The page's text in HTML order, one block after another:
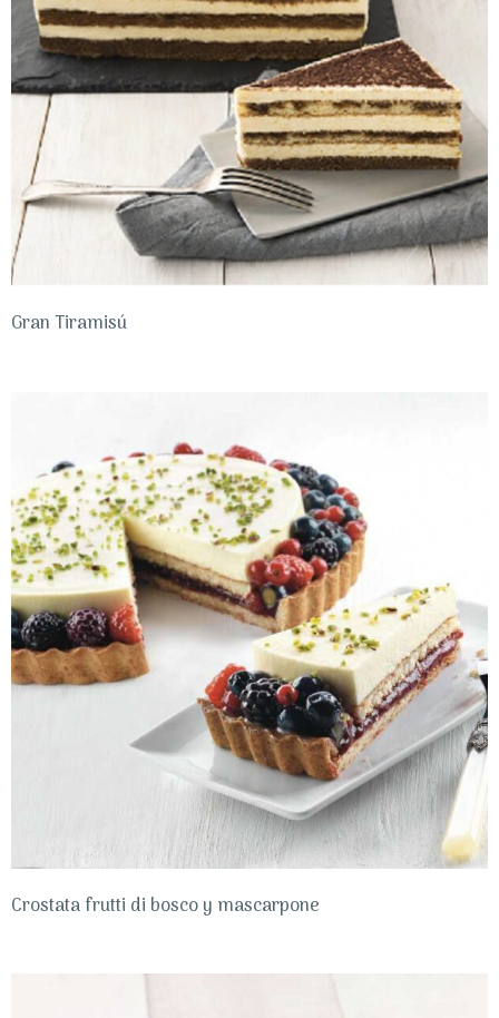
Gran Tiramisú
Crostata frutti di bosco y mascarpone